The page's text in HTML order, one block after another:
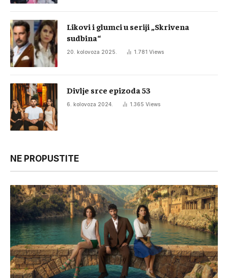
Likovi i glumci u seriji „Skrivena
sudbina“
20. kolovoza 2025. 1.781 Views
Divlje srce epizoda 53
6. kolovoza 2024. 1.365 Views
NE PROPUSTITE